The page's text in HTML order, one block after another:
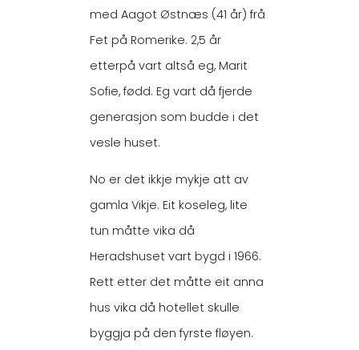
med Aagot Østnæs (41 år) frå
Fet på Romerike. 2,5 år
etterpå vart altså eg, Marit
Sofie, fødd. Eg vart då fjerde
generasjon som budde i det
vesle huset.
No er det ikkje mykje att av
gamla Vikje. Eit koseleg, lite
tun måtte vika då
Heradshuset vart bygd i 1966.
Rett etter det måtte eit anna
hus vika då hotellet skulle
byggja på den fyrste fløyen.